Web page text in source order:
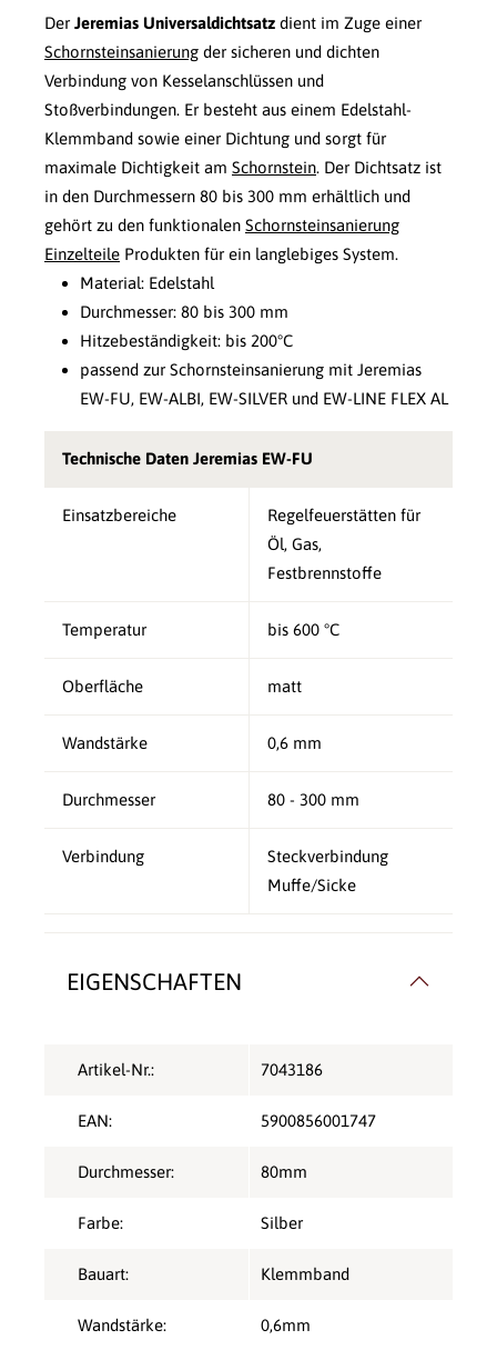
Der Jeremias Universaldichtsatz dient im Zuge einer
Schornsteinsanierung der sicheren und dichten
Verbindung von Kesselanschlüssen und
Stoßverbindungen. Er besteht aus einem Edelstahl-
Klemmband sowie einer Dichtung und sorgt für
maximale Dichtigkeit am Schornstein. Der Dichtsatz ist
in den Durchmessern 80 bis 300 mm erhältlich und
gehört zu den funktionalen Schornsteinsanierung
Einzelteile Produkten für ein langlebiges System.
Material: Edelstahl
Durchmesser: 80 bis 300 mm
Hitzebeständigkeit: bis 200°C
passend zur Schornsteinsanierung mit Jeremias
EW-FU, EW-ALBI, EW-SILVER und EW-LINE FLEX AL
Technische Daten Jeremias EW-FU
Einsatzbereiche
Regelfeuerstätten für
Öl, Gas,
Festbrennstoffe
Temperatur bis 600 °C
Oberfläche matt
Wandstärke 0,6 mm
Durchmesser 80 - 300 mm
Verbindung
Steckverbindung
Muffe/Sicke
EIGENSCHAFTEN
Artikel-Nr.: 7043186
EAN: 5900856001747
Durchmesser: 80mm
Farbe: Silber
Bauart: Klemmband
Wandstärke: 0,6mm